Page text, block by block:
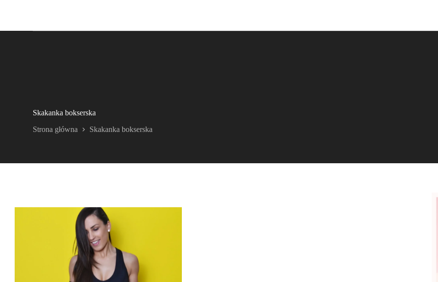
Skakanka bokserska
Strona główna Skakanka bokserska